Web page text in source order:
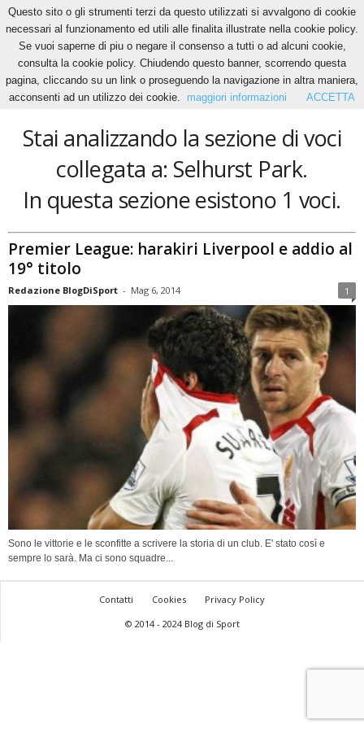
Home Tags Selhurst Park
Selhurst Park
Stai analizzando la sezione di voci
collegata a: Selhurst Park.
In questa sezione esistono 1 voci.
Premier League: harakiri Liverpool e addio al
19° titolo
Redazione BlogDiSport - Mag 6, 2014 1
Sono le vittorie e le sconfitte a scrivere la storia di un club. E' stato così e
sempre lo sarà. Ma ci sono squadre...
Contatti Cookies
Privacy Policy
© 2014 - 2024 Blog di Sport
Questo sito o gli strumenti terzi da questo utilizzati si avvalgono di cookie
necessari al funzionamento ed utili alle finalita illustrate nella cookie policy.
Se vuoi saperne di piu o negare il consenso a tutti o ad alcuni cookie,
consulta la cookie policy. Chiudendo questo banner, scorrendo questa
pagina, cliccando su un link o proseguendo la navigazione in altra maniera,
acconsenti ad un utilizzo dei cookie.
maggiori informazioni ACCETTA